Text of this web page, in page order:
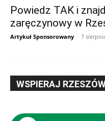
Powiedz TAK i
zaręczynowy w
Artykuł Sponsorowany - 7
WSPIERAJ